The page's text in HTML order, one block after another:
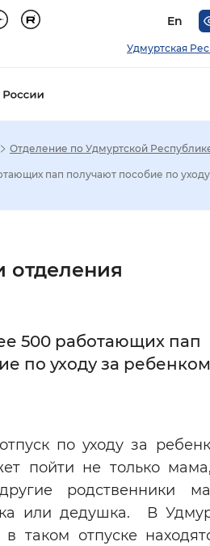
En
Удмуртская
Увеличенный
С засечками
Цвет сайта
Инверсивный
Синий фон
Отделение по Удмуртской
пап получают пособие по
отделения
500 работающих пап
по уходу за
по уходу за
пойти не только
родственники
или дедушка. В
таком отпуске